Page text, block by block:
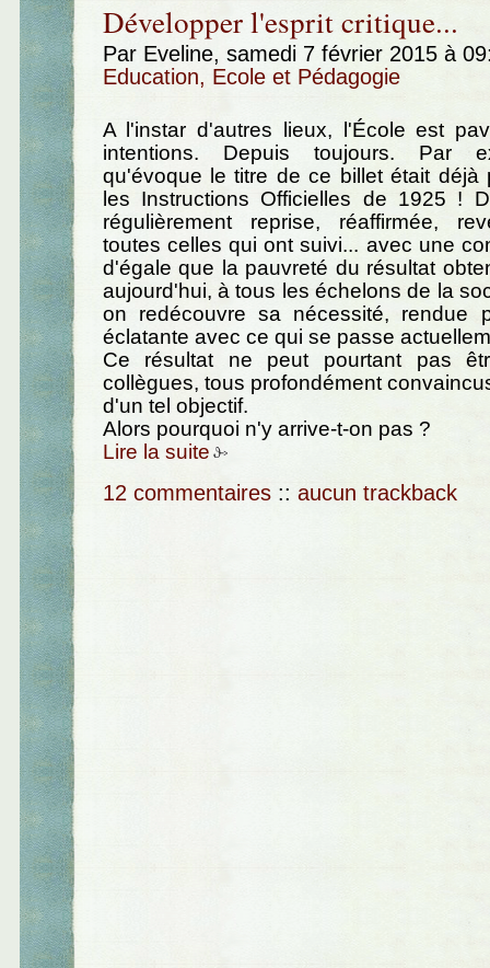
Développer l'esprit critique...
Par Eveline, samedi 7 février 2015 à
Education, Ecole et Pédagogie
A l'instar d'autres lieux, l'École est
intentions. Depuis toujours. Par
qu'évoque le titre de ce billet était déjà
les Instructions Officielles de 1925 !
régulièrement reprise, réaffirmée,
toutes celles qui ont suivi... avec une
d'égale que la pauvreté du résultat
aujourd'hui, à tous les échelons de la
on redécouvre sa nécessité, rendue
éclatante avec ce qui se passe
Ce résultat ne peut pourtant pas
collègues, tous profondément
d'un tel objectif.
Alors pourquoi n'y arrive-t-on pas ?
Lire la suite
12 commentaires :: aucun trackback